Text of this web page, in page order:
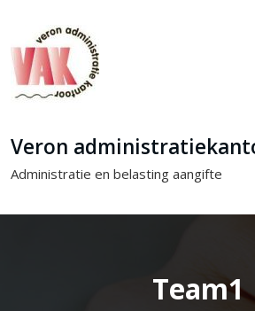
Veron
Administratie en belasting aangifte
Team1